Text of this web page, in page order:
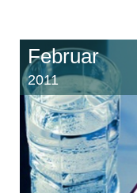
Februar
2011